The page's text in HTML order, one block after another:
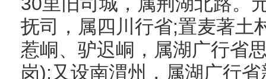
抚司，属四川行省;置麦著土
惹峒、驴迟峒，属湖广行省
岗);又设南渭州，属湖广行